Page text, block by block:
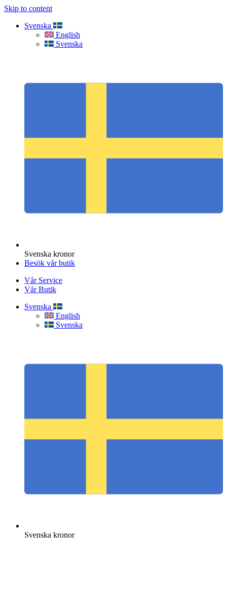
Skip to content
Svenska
English
Svenska
Svenska kronor
Besök vår butik
Vår Service
Vår Butik
Svenska
English
Svenska
Svenska kronor